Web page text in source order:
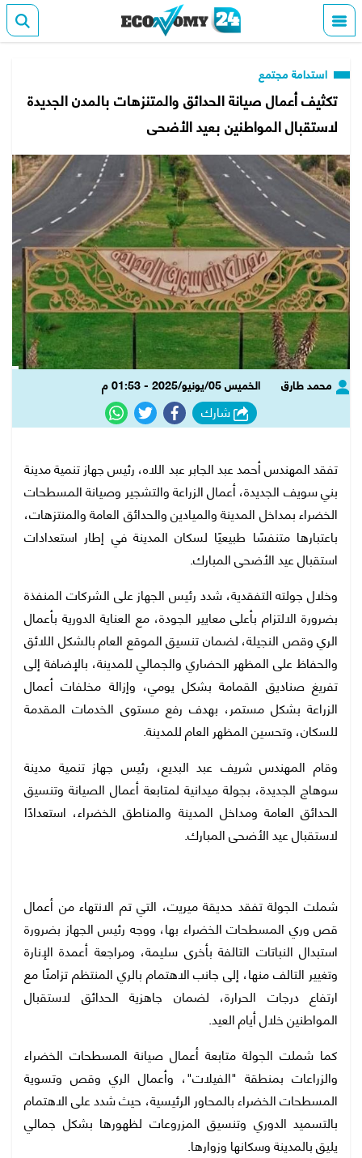
استدامة مجتمع
تكثيف أعمال صيانة الحدائق والمتنزهات بالمدن الجديدة
لاستقبال المواطنين بعيد الأضحى
محمد طارق الخميس 05/يونيو/2025 - 01:53 م
شارك
تفقد المهندس أحمد عبد الجابر عبد اللاه، رئيس جهاز تنمية مدينة
بني سويف الجديدة، أعمال الزراعة والتشجير وصيانة المسطحات
الخضراء بمداخل المدينة والميادين والحدائق العامة والمنتزهات،
باعتبارها متنفسًا طبيعيًا لسكان المدينة في إطار استعدادات
استقبال عيد الأضحى المبارك.
وخلال جولته التفقدية، شدد رئيس الجهاز على الشركات المنفذة
بضرورة الالتزام بأعلى معايير الجودة، مع العناية الدورية بأعمال
الري وقص النجيلة، لضمان تنسيق الموقع العام بالشكل اللائق
والحفاظ على المظهر الحضاري والجمالي للمدينة، بالإضافة إلى
تفريغ صناديق القمامة بشكل يومي، وإزالة مخلفات أعمال
الزراعة بشكل مستمر، بهدف رفع مستوى الخدمات المقدمة
للسكان، وتحسين المظهر العام للمدينة.
وقام المهندس شريف عبد البديع، رئيس جهاز تنمية مدينة
سوهاج الجديدة، بجولة ميدانية لمتابعة أعمال الصيانة وتنسيق
الحدائق العامة ومداخل المدينة والمناطق الخضراء، استعدادًا
لاستقبال عيد الأضحى المبارك.
شملت الجولة تفقد حديقة ميريت، التي تم الانتهاء من أعمال
قص وري المسطحات الخضراء بها، ووجه رئيس الجهاز بضرورة
استبدال النباتات التالفة بأخرى سليمة، ومراجعة أعمدة الإنارة
وتغيير التالف منها، إلى جانب الاهتمام بالري المنتظم تزامنًا مع
ارتفاع درجات الحرارة، لضمان جاهزية الحدائق لاستقبال
المواطنين خلال أيام العيد.
كما شملت الجولة متابعة أعمال صيانة المسطحات الخضراء
والزراعات بمنطقة "الفيلات"، وأعمال الري وقص وتسوية
المسطحات الخضراء بالمحاور الرئيسية، حيث شدد على الاهتمام
بالتسميد الدوري وتنسيق المزروعات لظهورها بشكل جمالي
يليق بالمدينة وسكانها وزوارها.